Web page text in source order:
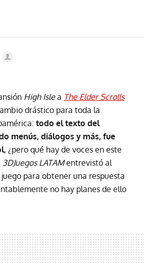
High Islea The Elder Scrolls
drástico para toda la
todo el texto del
menús, diálogos y más, fue
, ¿pero qué hay de voces en este
3DJuegos LATAMentrevistó al
para obtener una respuesta
no hay planes de ello